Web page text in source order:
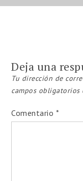
Deja una
Tu dirección de
campos obligatorios
Comentario *